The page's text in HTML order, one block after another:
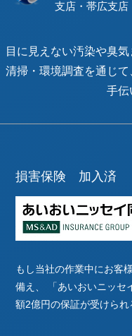
目に見えない汚染や臭
清掃・環境調査を通じ
手伝
損害保険 加入済
もし当社の作業中にお客
備え、
「あいおいニッセ
額2億円の保証が受けられ